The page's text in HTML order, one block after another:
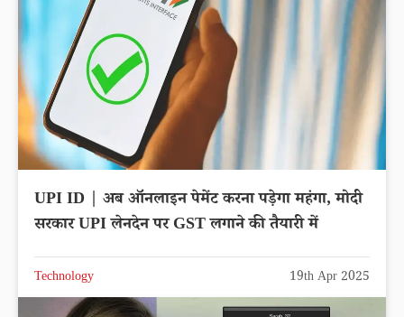
UPI ID | अब ऑनलाइन पेमेंट करना पड़ेगा महंगा, मोदी
सरकार UPI लेनदेन पर GST लगाने की तैयारी में
Technology 19th Apr 2025